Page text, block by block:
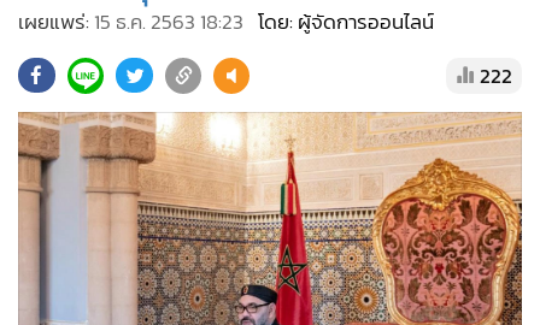
• คอลัมนิสต์
• ละคร
• CbizReview
• Cyber BIZ
Good health & Well-being
Green Innovation & SD
เผยแพร่: 15 ธ.ค. 2563 18:23 โดย: ผู้จัดการออนไลน์
222